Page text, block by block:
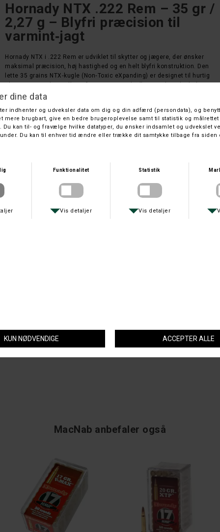
Hornady NTX .222 Rem – 35 gr /
2,27 g – Blyfri præcision til
varmint‑jagt
Hornady NTX i .222 Rem er udviklet til skytter og jægere, der ønsker
maksimal præcision, høj hastighed og en helt blyfri konstruktion. Den
lette 35 grains NTX‑kugle (Non‑Toxic eXpanding) er designet til hurtig
varmint‑jagt og præcisionsskydning på længere afstande.
Den lave kuglevægt giver en meget flad kuglebane, imponerende
hastighed og minimal rekyl – perfekt til dig, der vil have en effektiv og
miljøvenlig patron uden at gå på kompromis med ydeevnen.
Blyfri NTX‑kugle – miljøvenlig og designet til hurtig, kontrolleret
35 grains / 2,27 g – let projektil med høj hastighed og flad bane
Ideel til varmint‑jagt – effektiv energiudnyttelse og præcis
Lav rekyl – perfekt til hurtige opfølgende skud og
MacNab anbefaler også